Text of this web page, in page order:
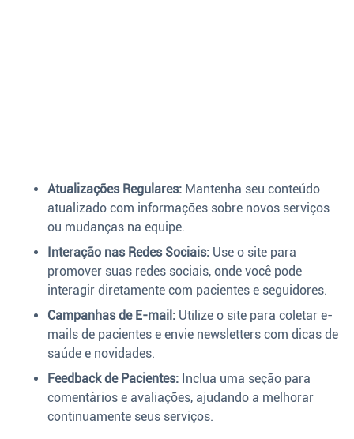
Atualizações Regulares: Mantenha seu conteúdo
atualizado com informações sobre novos serviços
ou mudanças na equipe.
Interação nas Redes Sociais: Use o site para
promover suas redes sociais, onde você pode
interagir diretamente com pacientes e seguidores.
Campanhas de E-mail: Utilize o site para coletar e-
mails de pacientes e envie newsletters com dicas de
saúde e novidades.
Feedback de Pacientes: Inclua uma seção para
comentários e avaliações, ajudando a melhorar
continuamente seus serviços.